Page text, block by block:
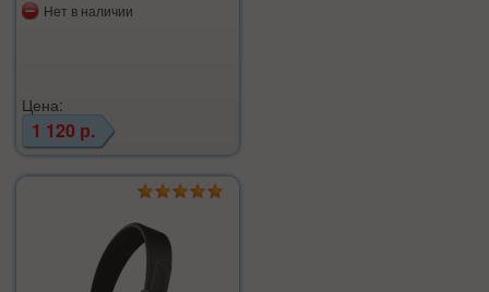
Нет в наличии
Цена:
1 120 р.